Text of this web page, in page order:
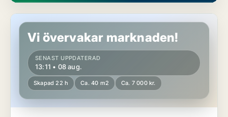
Lägenhet i Västerås
Vi övervakar marknaden!
SENAST UPPDATERAD
13:11 • 08 aug.
Skapad 22 h Ca. 40 m2 Ca. 7 000 kr.